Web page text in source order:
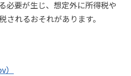
必要が生じ、想定外に所得税や
されるおそれがあります。